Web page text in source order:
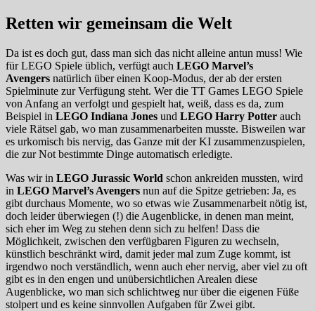
Retten wir gemeinsam die Welt
Da ist es doch gut, dass man sich das nicht alleine antun muss! Wie
für LEGO Spiele üblich, verfügt auch LEGO Marvel’s
Avengers natürlich über einen Koop-Modus, der ab der ersten
Spielminute zur Verfügung steht. Wer die TT Games LEGO Spiele
von Anfang an verfolgt und gespielt hat, weiß, dass es da, zum
Beispiel in LEGO Indiana Jones und LEGO Harry Potter auch
viele Rätsel gab, wo man zusammenarbeiten musste. Bisweilen war
es urkomisch bis nervig, das Ganze mit der KI zusammenzuspielen,
die zur Not bestimmte Dinge automatisch erledigte.
Was wir in LEGO Jurassic World schon ankreiden mussten, wird
in LEGO Marvel’s Avengers nun auf die Spitze getrieben: Ja, es
gibt durchaus Momente, wo so etwas wie Zusammenarbeit nötig ist,
doch leider überwiegen (!) die Augenblicke, in denen man meint,
sich eher im Weg zu stehen denn sich zu helfen! Dass die
Möglichkeit, zwischen den verfügbaren Figuren zu wechseln,
künstlich beschränkt wird, damit jeder mal zum Zuge kommt, ist
irgendwo noch verständlich, wenn auch eher nervig, aber viel zu oft
gibt es in den engen und unübersichtlichen Arealen diese
Augenblicke, wo man sich schlichtweg nur über die eigenen Füße
stolpert und es keine sinnvollen Aufgaben für Zwei gibt.